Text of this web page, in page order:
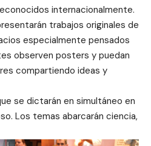
internacionalmente.
trabajos originales de
especialmente pensados
observen posters y puedan
compartiendo ideas y
se dictarán en simultáneo en
Los temas abarcarán ciencia,